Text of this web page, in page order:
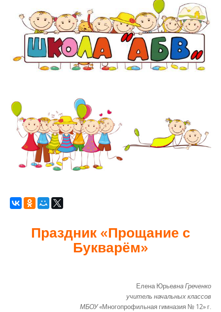
Праздник «Прощание с
Букварём»
Елена Юрьевна Греченко
учитель начальных классов
МБОУ«Многопрофильная гимназия № 12» г.